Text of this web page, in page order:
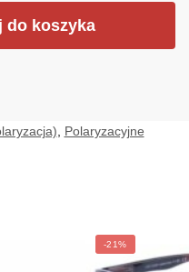
do koszyka
, Polaryzacyjne
-21%